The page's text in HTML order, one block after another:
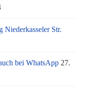
Niederkasseler Str.
bei WhatsApp 27.